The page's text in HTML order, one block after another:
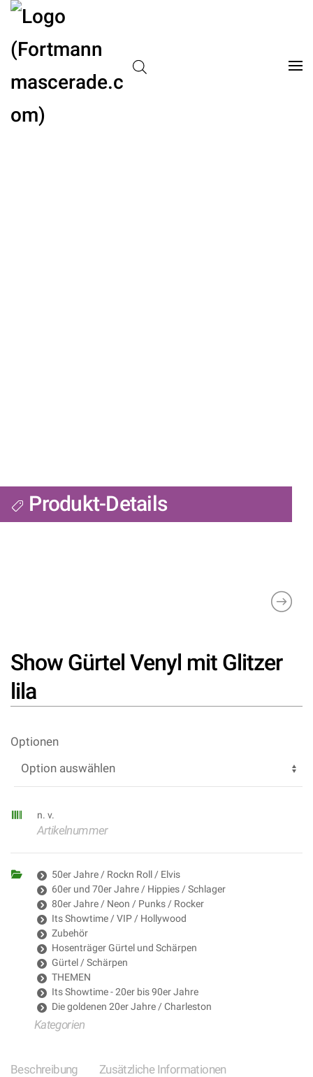
Produkt-Details
Show Gürtel Venyl mit Glitzer
lila
Optionen
n. v.
Artikelnummer
50er Jahre / Rockn Roll / Elvis
60er und 70er Jahre / Hippies / Schlager
80er Jahre / Neon / Punks / Rocker
Its Showtime / VIP / Hollywood
Zubehör
Hosenträger Gürtel und Schärpen
Gürtel / Schärpen
THEMEN
Its Showtime - 20er bis 90er Jahre
Die goldenen 20er Jahre / Charleston
Kategorien
Beschreibung Zusätzliche Informationen